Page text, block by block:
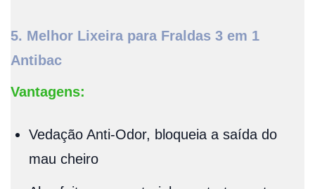
5. Melhor Lixeira para Fraldas 3 em 1
Antibac
Vantagens:
Vedação Anti-Odor, bloqueia a saída do
mau cheiro